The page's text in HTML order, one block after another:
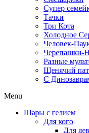
Супер
Тачки
Три Кота
Холодное
Человек-
Черепашки-
Разные
Щенячий
C
Menu
Шары с гелием
Для кого
Для